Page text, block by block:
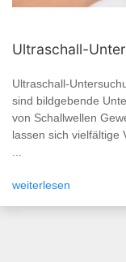
Ultraschall-
Ultraschall-
sind bildgebende
von Schallwellen
lassen sich vielfältige
...
weiterlesen